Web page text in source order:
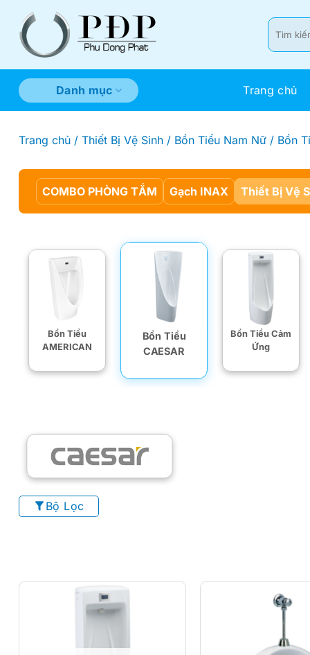
Tìm
kiếm:
Danh mục Trang chủ
Trang chủ / Thiết Bị Vệ Sinh / Bồn Tiểu Nam Nữ / Bồn
COMBO PHÒNG TẮM Gạch INAX Thiết Bị Vệ
Bồn Tiểu
AMERICAN
Bồn Tiểu
CAESAR
Bồn Tiểu Cảm
Ứng
Bộ Lọc